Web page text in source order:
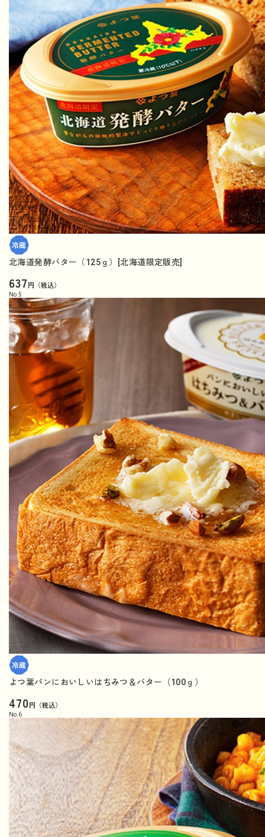
北海道発酵バター（125ｇ）[北海道限定販売]
637円（税込）
No. 5
よつ葉パンにおいしいはちみつ＆バター（100ｇ）
470円（税込）
No. 6